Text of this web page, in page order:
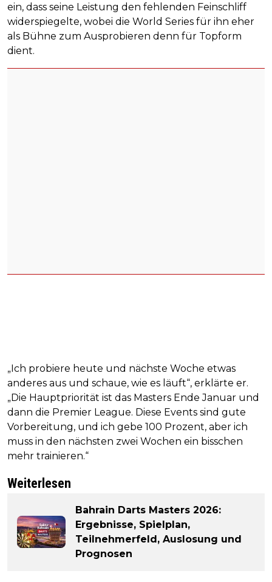
ein, dass seine Leistung den fehlenden Feinschliff
widerspiegelte, wobei die World Series für ihn eher
als Bühne zum Ausprobieren denn für Topform
dient.
„Ich probiere heute und nächste Woche etwas
anderes aus und schaue, wie es läuft“, erklärte er.
„Die Hauptpriorität ist das Masters Ende Januar und
dann die Premier League. Diese Events sind gute
Vorbereitung, und ich gebe 100 Prozent, aber ich
muss in den nächsten zwei Wochen ein bisschen
mehr trainieren.“
Weiterlesen
Bahrain Darts Masters 2026:
Ergebnisse, Spielplan,
Teilnehmerfeld, Auslosung und
Prognosen